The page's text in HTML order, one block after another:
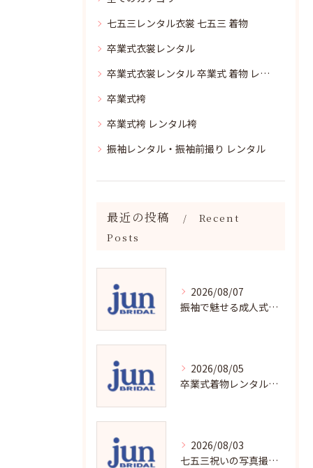
七五三レンタル衣裳 七五三 着物
卒業式衣裳レンタル
卒業式衣裳レンタル 卒業式 着物 レンタル
卒業式袴
卒業式袴 レンタル袴
振袖レンタル・振袖前撮り レンタル
最近の投稿
Recent
Posts
2026/08/07
振袖で魅せる成人式写真の魅力と撮影ポイント
2026/08/05
卒業式着物レンタルの選び方と魅力
2026/08/03
七五三祝いの写真撮影で残す成長の瞬間